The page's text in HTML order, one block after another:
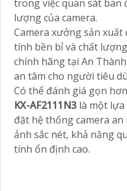
trong việc quan sát ban
lượng của camera.
Camera xưởng sản xuất
tính bền bỉ và chất
chính hãng tại An
an tâm cho người tiêu
Có thể đánh giá gọn
KX-AF2111N3 là một lựa
đặt hệ thống camera
ảnh sắc nét, khả năng
tính ổn định cao.